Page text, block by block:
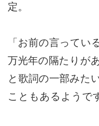
定。
「お前の言ってい
万光年の隔たりが
と歌詞の一部みた
こともあるようで